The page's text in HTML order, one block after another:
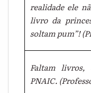
realidade ele
livro da
soltam pum”!
Faltam livros,
PNAIC.